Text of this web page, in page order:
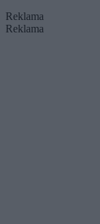
Reklama
Reklama